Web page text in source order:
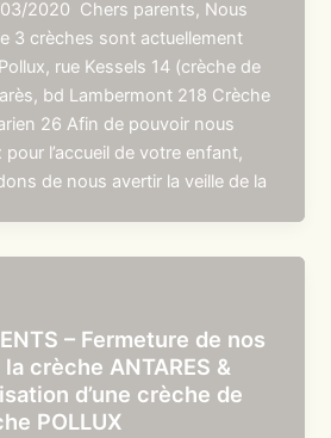
2020 Chers parents, Nous
3 crèches sont actuellement
rue Kessels 14 (crèche de
bd Lambermont 218 Crèche
26 Afin de pouvoir nous
l’accueil de votre enfant,
de nous avertir la veille de la
– Fermeture de nos
crèche ANTARES &
d’une crèche de
POLLUX